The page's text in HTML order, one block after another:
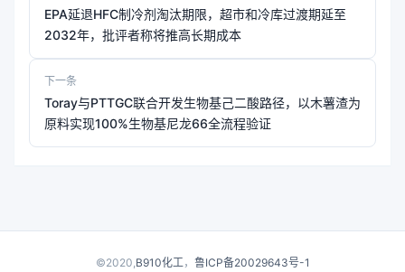
EPA延退HFC制冷剂淘汰期限，超市和冷库过渡期延至
2032年，批评者称将推高长期成本
下一条
Toray与PTTGC联合开发生物基己二酸路径，以木薯渣为
原料实现100%生物基尼龙66全流程验证
©2020,B910化工， 鲁ICP备20029643号-1